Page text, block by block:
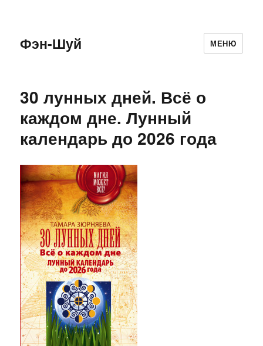
Фэн-Шуй МЕНЮ
30 лунных дней. Всё о
каждом дне. Лунный
календарь до 2026 года